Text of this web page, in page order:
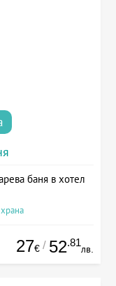
баня в хотел
27€ / 52.81
лв.